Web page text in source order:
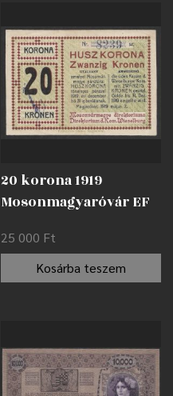
20 korona 1919
Mosonmagyaróvár EF
25 000 Ft
Kosárba teszem